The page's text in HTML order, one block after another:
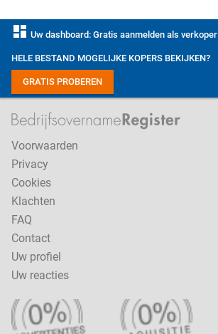
dashboard Uw dashboard: Gratis aanmelden als verkoper
HELE BESTAND MOGELIJKE KOPERS BEKIJKEN?
GRATIS PROBEREN
Voorwaarden
Privacy
Cookies
Klachten
FAQ
Contact
Uw profiel
Uw reacties